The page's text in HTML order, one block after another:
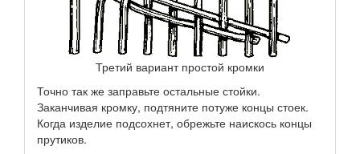
Третий вариант простой кромки
Точно так же заправьте остальные стойки.
Заканчивая кромку, подтяните потуже концы стоек.
Когда изделие подсохнет, обрежьте наискось концы
прутиков.